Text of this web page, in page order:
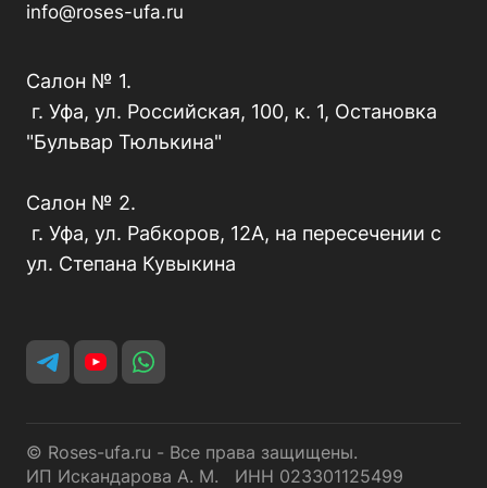
info@roses-ufa.ru
Салон № 1.
г. Уфа, ул. Российская, 100, к. 1, Остановка
"Бульвар Тюлькина"
Салон № 2.
г. Уфа, ул. Рабкоров, 12А, на пересечении с
ул. Степана Кувыкина
© Roses-ufa.ru - Все права защищены.
ИП Искандарова А. М. ИНН 023301125499